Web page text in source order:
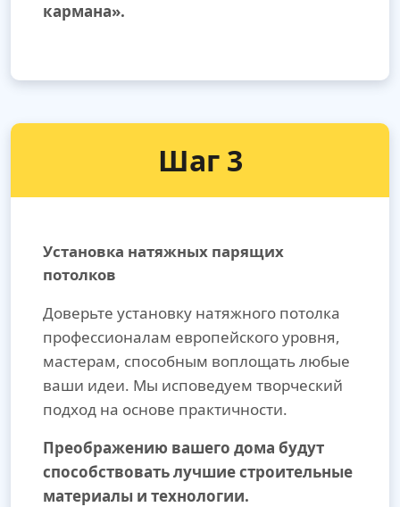
кармана».
Шаг 3
Установка натяжных парящих
потолков
Доверьте установку натяжного потолка
профессионалам европейского уровня,
мастерам, способным воплощать любые
ваши идеи. Мы исповедуем творческий
подход на основе практичности.
Преображению вашего дома будут
способствовать лучшие строительные
материалы и технологии.